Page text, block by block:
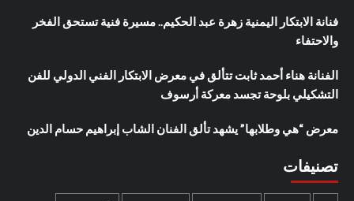
فنانة الابتكار اليمنية زهرة عبد الحكيم.. مسيرة فنية تستحق الفخر
والاحتفاء
الفنانة هناء أحمد ثابت تتألق في معرض الابتكار الفني الدولي للفن
التشكيلي بلوحة تجسد معركة أرسوف
معرض “هي وطلابها” يشهد تألق الفنان الشاب إبراهيم حسام الدين
تصنيفات